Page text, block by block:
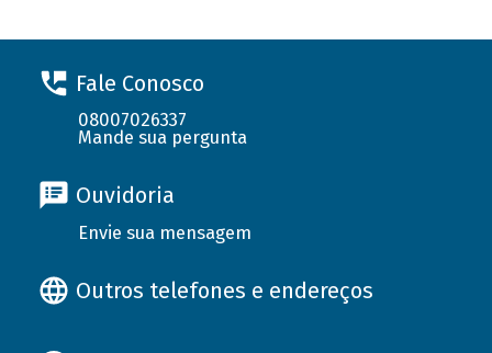
Fale Conosco
08007026337
Mande sua pergunta
Ouvidoria
Envie sua mensagem
Outros telefones e endereços